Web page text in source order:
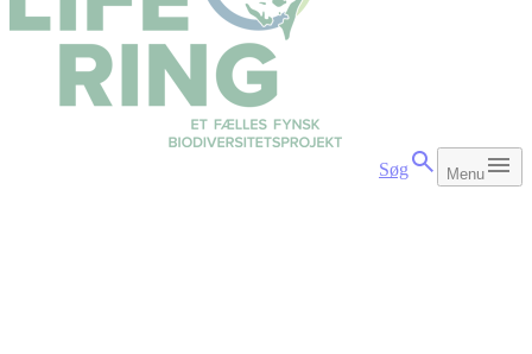
Søg Menu